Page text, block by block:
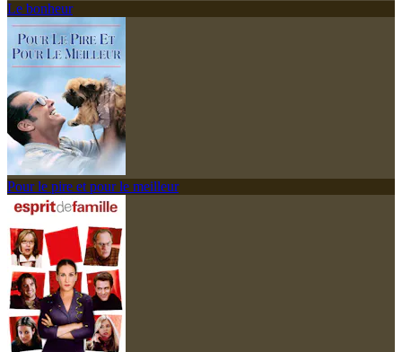
Le bonheur
Pour le pire et pour le meilleur